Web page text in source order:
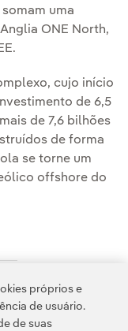
uma
ONE North,
cujo início
de 6,5
de 7,6 bilhões
de forma
se torne um
offshore do
próprios e
de usuário.
de suas